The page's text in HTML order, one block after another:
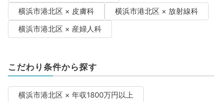
横浜市港北区 × 皮膚科
横浜市港北区 × 放射線科
横浜市港北区 × 産婦人科
こだわり条件から探す
横浜市港北区 × 年収1800万円以上